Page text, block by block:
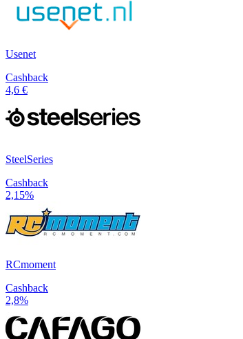
Usenet
Cashback
4,6 €
SteelSeries
Cashback
2,15%
RCmoment
Cashback
2,8%